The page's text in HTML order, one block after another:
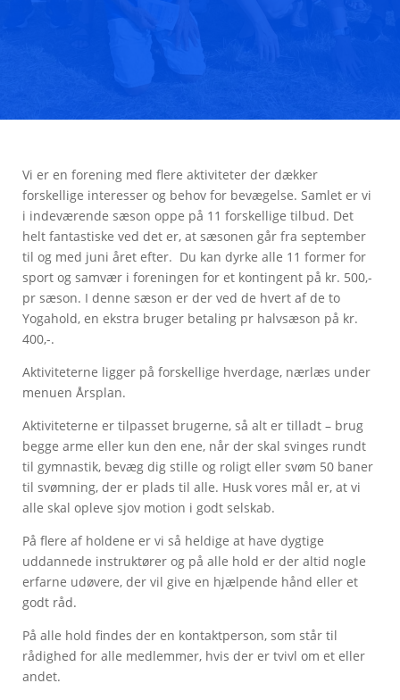
Vi er en forening med flere aktiviteter der dækker
forskellige interesser og behov for bevægelse. Samlet er vi
i indeværende sæson oppe på 11 forskellige tilbud. Det
helt fantastiske ved det er, at sæsonen går fra september
til og med juni året efter. Du kan dyrke alle 11 former for
sport og samvær i foreningen for et kontingent på kr. 500,-
pr sæson. I denne sæson er der ved de hvert af de to
Yogahold, en ekstra bruger betaling pr halvsæson på kr.
400,-.
Aktiviteterne ligger på forskellige hverdage, nærlæs under
menuen Årsplan.
Aktiviteterne er tilpasset brugerne, så alt er tilladt – brug
begge arme eller kun den ene, når der skal svinges rundt
til gymnastik, bevæg dig stille og roligt eller svøm 50 baner
til svømning, der er plads til alle. Husk vores mål er, at vi
alle skal opleve sjov motion i godt selskab.
På flere af holdene er vi så heldige at have dygtige
uddannede instruktører og på alle hold er der altid nogle
erfarne udøvere, der vil give en hjælpende hånd eller et
godt råd.
På alle hold findes der en kontaktperson, som står til
rådighed for alle medlemmer, hvis der er tvivl om et eller
andet.